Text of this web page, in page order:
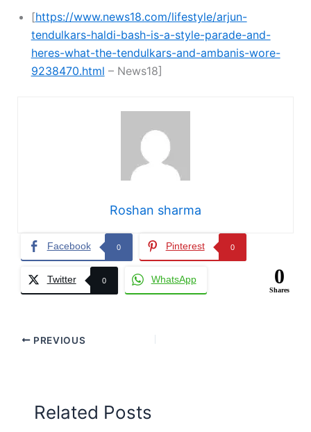
[https://www.news18.com/lifestyle/arjun-
tendulkars-haldi-bash-is-a-style-parade-and-
heres-what-the-tendulkars-and-ambanis-wore-
9238470.html – News18]
Roshan sharma
Facebook 0 Pinterest 0
Twitter 0 WhatsApp 0
Shares
PREVIOUS
Related Posts